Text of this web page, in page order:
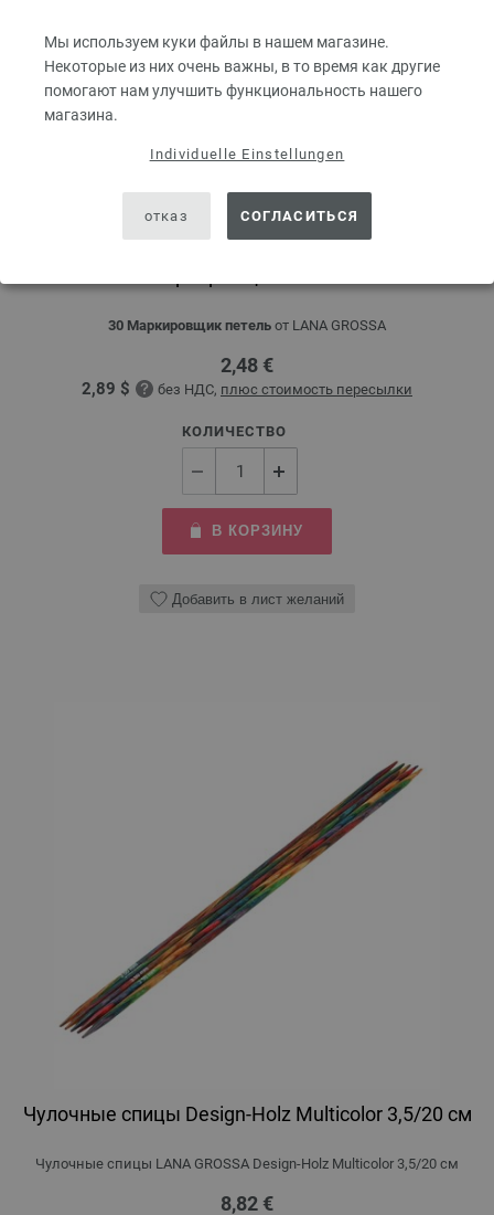
Мы используем куки файлы в нашем магазине.
Некоторые из них очень важны, в то время как другие
помогают нам улучшить функциональность нашего
магазина.
Individuelle Einstellungen
отказ СОГЛАСИТЬСЯ
30 Маркировщик петель от LANA GROSSA
2,48 €
2,89 $ без НДС, плюс стоимость пересылки
КОЛИЧЕСТВО
В КОРЗИНУ
Добавить в лист желаний
Чулочные спицы Design-Holz Multicolor 3,5/20 см
Чулочные спицы LANA GROSSA Design-Holz Multicolor 3,5/20 см
8,82 €